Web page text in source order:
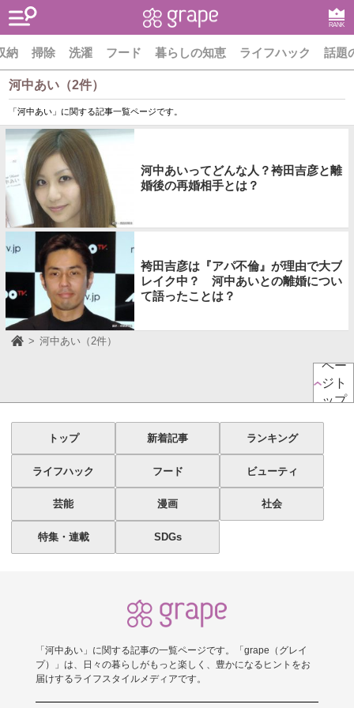
RANK
納 掃除 洗濯 フード 暮らしの知恵 ライフハック 話題
河中あい（2件）
「河中あい」に関する記事一覧ページです。
河中あいってどんな人？袴田吉彦と離
婚後の再婚相手とは？
袴田吉彦は『アパ不倫』が理由で大ブ
レイク中？ 河中あいとの離婚につい
て語ったことは？
河中あい（2件）
ペー
ジト
ップ
トップ 新着記事 ランキング
ライフハック フード ビューティ
芸能 漫画 社会
特集・連載 SDGs
「河中あい」に関する記事の一覧ページです。「grape（グレイ
プ）」は、日々の暮らしがもっと楽しく、豊かになるヒントをお
届けするライフスタイルメディアです。